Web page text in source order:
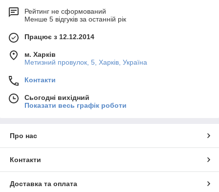
Рейтинг не сформований
Менше 5 відгуків за останній рік
Працює з 12.12.2014
м. Харків
Метизний провулок, 5, Харків, Україна
Контакти
Сьогодні вихідний
Показати весь графік роботи
Про нас
Контакти
Доставка та оплата